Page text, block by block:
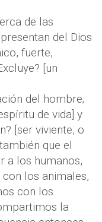
de las
del Dios
fuerte,
[un
del hombre;
de vida] y
[ser viviente, o
que el
a los humanos,
los animales,
con los
la